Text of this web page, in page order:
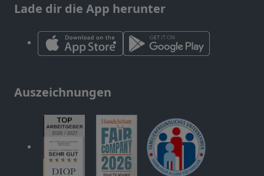
Lade dir die App herunter
Auszeichnungen